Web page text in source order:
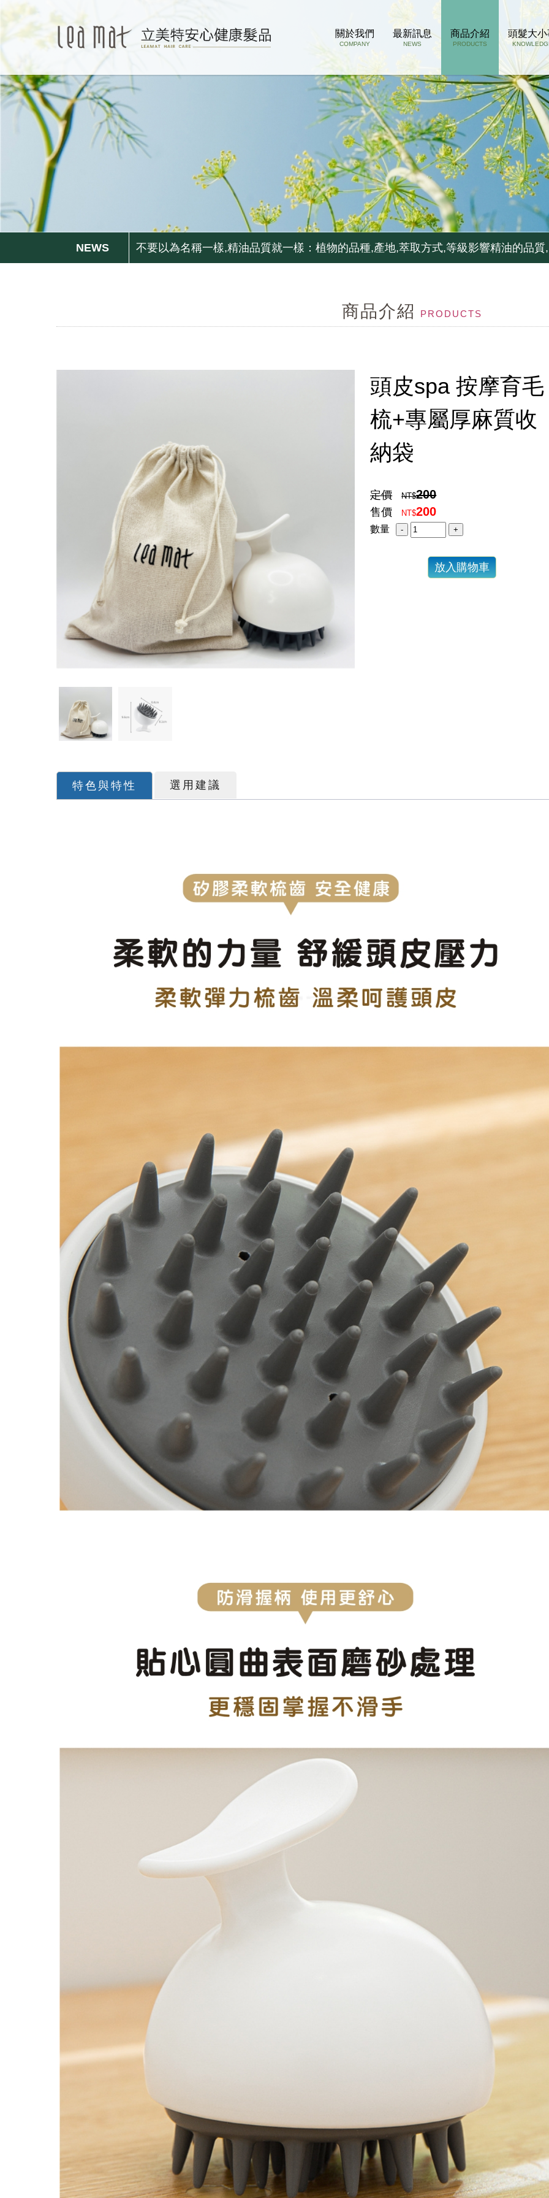
關於我們
COMPANY
最新訊息
NEWS
商品介紹
PRODUCTS
頭髮大小
更年期的姐姐妹妹們, 排水孔若被掉下來的頭髮阻塞了, 推薦用這瓶
無矽靈洗髮精比較好嗎?不一定...如果你容易流汗不出油,少用...
不要以為名稱一樣,精油品質就一樣：植物的品種,產地,萃取方式,等級影響精油的品
控油不要暴力去油, 清爽不要刺激乾澀....就用茶樹控油組
毛囊甦活純露...解決毛囊縮小化...頭髮變細軟,變稀疏...
網站選單改版...之後頭皮/頭髮問題探討改到...
頭皮屑沒那麼簡單? 大小,形狀,顏色不同,形成皮屑的原因就不同,所已不是頭皮屑就洗
雖然遺傳決定了頭皮和頭髮的特性，但洗護可以幫頭皮做很多事....
有聽過【染髮會愈染愈白】的傳說嗎？用雙氧淨化噴霧,逆轉...
「洗髮最重要的就是要把頭皮洗乾淨！」 但事實是70%的頭皮問題是洗出來的...
夏天頭皮有三大問題：流汗多、出油多、容易有頭臭味，流汗多要怎麼選洗髮精?
這種高溫， 頭髮曬傷是免不了的。都待冷氣房，頭髮也是乾燥脫水，記得用這個...避
洗髮最重要的是洗頭皮, 但洗過頭,洗太乾淨是個大災難!
70%的頭皮問題是洗出來的,錯誤的洗髮精,錯誤的洗髮方式,讓頭皮失衡...
是什原因脂漏性皮膚炎?脂漏性皮膚炎原因很多,找出真正原因才能解決問題!
頭皮水少了酒精，效果少一半？這是真的嗎？
會員和非會員購買有差嗎？ 當然.....有差啊！
『頭髮的哀嚎聲』 妳聽到了嗎？
脂漏性皮膚炎、頭皮屑、頭皮癢、掉髮用甚麼洗髮精？....不管甚麼問題都要弄清楚以
有人問：「頭皮長痘痘要用甚麼洗髮精？」...選洗髮精前要限做這件事....
人有三六九等百百種...一樣是茶樹精油.... 茶樹有來自澳洲、義大利... 一樣是茶樹精
茶樹洗髮精？ 那是使用的是紅茶還是綠茶？....
燙染髪過敏紅腫癢， 噴一下、噴一下、趕快噴噴噴...這個
這麼好用的護髮品,設計師都這樣用....你用過嗎?
捲髮的人注意：你有機會獲得這個..讓捲度蓬鬆輕盈....
減肥太急易甩頭髮...專家教你重點補充營養防掉髮
漂亮的指甲彩繪,不想因洗頭而脫落,就用這個吧!
對不起,我們擋不住通膨怪獸....
最近頭皮好癢又有頭皮屑，怎麼辦？
想護髮,不想沾手,用這個就對了.輕輕一噴,受損髮頭髮得到救贖。。。
不只是摩洛哥油,還有夏威夷堅果油.酪梨油,小麥胚芽油....
滿頭屑, 臭味不堪,常戴安全帽的人,頭皮要抗菌喔....
想要漂亮不想頭皮過敏,燙染請用這個
就算在睡覺極光也在幫妳護髮---極光體驗
更年期的姐姐妹妹們, 排水孔若被掉下來的頭髮阻塞了, 推薦用這瓶
商品介紹 PRODUCTS
頭皮spa 按摩育毛
梳+專屬厚麻質收
納袋
定價 NT$200
售價 NT$200
數量
放入購物車
特色與特性 選用建議